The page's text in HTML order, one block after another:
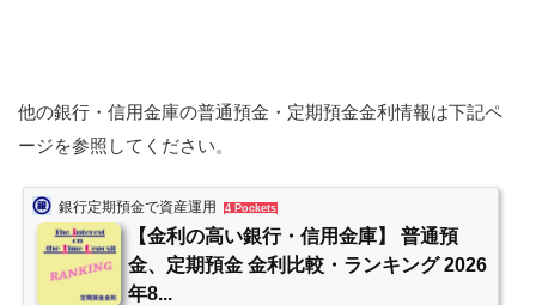
他の銀行・信用金庫の普通預金・定期預金金利情報は下記ペ
ージを参照してください。
銀行定期預金で資産運用 4 Pockets
【金利の高い銀行・信用金庫】 普通預
金、定期預金 金利比較・ランキング 2026
年8...